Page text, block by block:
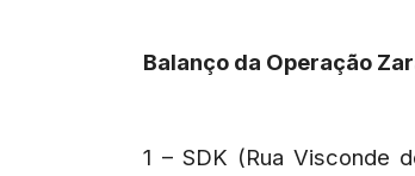
Balanço da Operação
1 – SDK (Rua Visconde